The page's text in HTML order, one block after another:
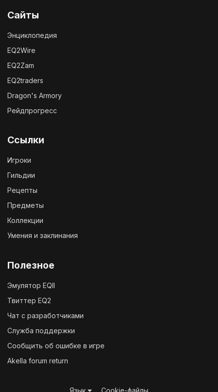
Сайты
Энциклопедия
EQ2Wire
EQ2Zam
EQ2traders
Dragon's Armory
Рейдпрогресс
Ссылки
Игроки
Гильдии
Рецепты
Предметы
Коллекции
Умения и заклинания
Полезное
Эмулятор EQII
Твиттер EQ2
Чат с разработчиками
Служба поддержки
Сообщить об ошибке в игре
Akella forum return
Язык Cookie-файлы